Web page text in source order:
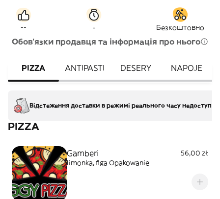
-- - Безкоштовно
Обов'язки продавця та інформація про нього
PIZZA ANTIPASTI DESERY NAPOJE
Відстеження доставки в режимі реального часу
PIZZA
Gamberi
56,00 zł
limonka, figa Opakowanie